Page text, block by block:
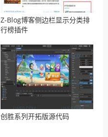
Z-Blog博客侧边栏显示分类排
行榜插件
创胜系列开拓版源代码